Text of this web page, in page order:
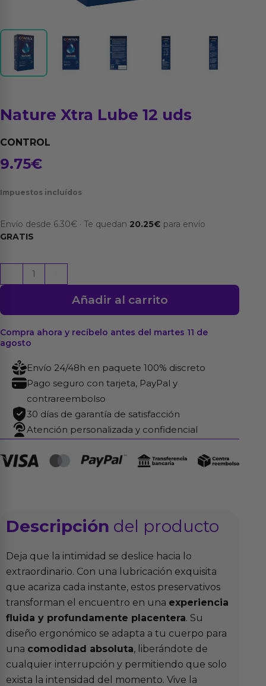
Nature Xtra Lube 12 uds
CONTROL
9.75€
Impuestos incluídos
Envío desde 6.30€ · Te quedan 20.25€ para envío
GRATIS
Nature
Xtra
12
uds
cantidad
Añadir al carrito
Compra ahora y recíbelo antes del martes 11 de
agosto
Envío 24/48h en paquete 100% discreto
Pago seguro con tarjeta, PayPal y
contrareembolso
30 días de garantía de satisfacción
Atención personalizada y confidencial
Descripción del producto
Deja que la intimidad se deslice hacia lo
extraordinario. Con una lubricación exquisita
que acariza cada instante, estos preservativos
transforman el encuentro en una experiencia
fluida y profundamente placentera. Su
diseño ergonómico se adapta a tu cuerpo para
una comodidad absoluta, liberándote de
cualquier interrupción y permitiendo que solo
exista la intensidad del momento. Vive la